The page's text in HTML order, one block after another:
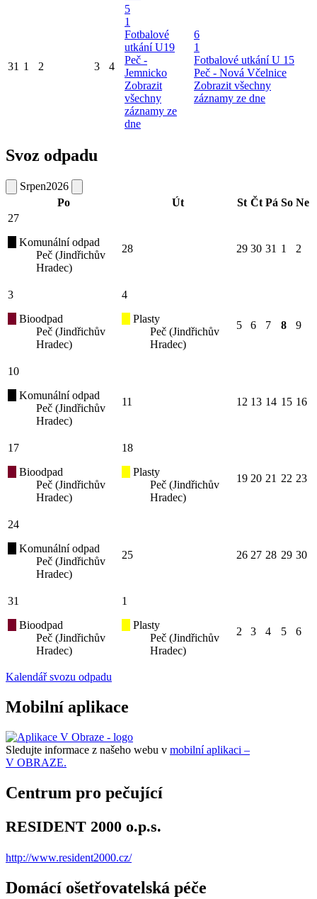
31 1 2 3 4
5
1
Fotbalové
utkání U19
Peč -
Jemnicko
Zobrazit
všechny
záznamy ze
dne
6
1
Fotbalové utkání U 15
Peč - Nová Včelnice
Zobrazit všechny
záznamy ze dne
Svoz odpadu
Srpen2026
Po
Út St Čt Pá So Ne
27
Komunální odpad
Peč (Jindřichův
Hradec)
28 29 30 31 1 2
3
Bioodpad
Peč (Jindřichův
Hradec)
4
Plasty
Peč (Jindřichův
Hradec)
5 6 7 8 9
10
Komunální odpad
Peč (Jindřichův
Hradec)
11 12 13 14 15 16
17
Bioodpad
Peč (Jindřichův
Hradec)
18
Plasty
Peč (Jindřichův
Hradec)
19 20 21 22 23
24
Komunální odpad
Peč (Jindřichův
Hradec)
25 26 27 28 29 30
31
Bioodpad
Peč (Jindřichův
Hradec)
1
Plasty
Peč (Jindřichův
Hradec)
2 3 4 5 6
Kalendář svozu odpadu
Mobilní aplikace
Sledujte informace z našeho webu v mobilní aplikaci –
V OBRAZE.
Centrum pro pečující
RESIDENT 2000 o.p.s.
http://www.resident2000.cz/
Domácí ošetřovatelská péče